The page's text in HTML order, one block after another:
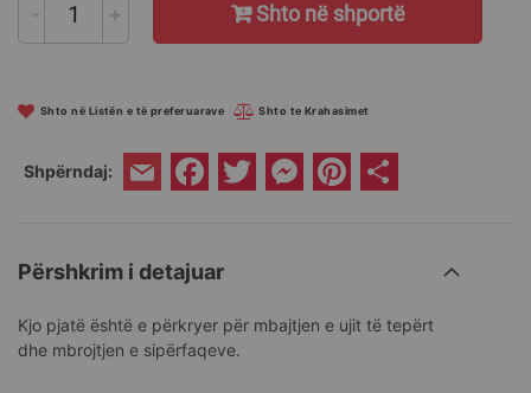
- + Shto në shportë
Shto në Listën e të preferuarave Shto te Krahasimet
Shpërndaj: Email Facebook
Twitter Messenger
Pinterest
Përshkrim i detajuar
Kjo pjatë është e përkryer për mbajtjen e ujit të tepërt
dhe mbrojtjen e sipërfaqeve.